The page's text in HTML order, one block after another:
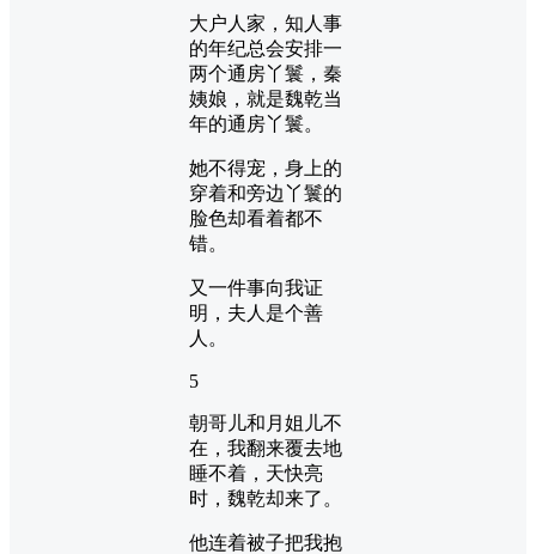
大户人家，知人事
的年纪总会安排一
两个通房丫鬟，秦
姨娘，就是魏乾当
年的通房丫鬟。
她不得宠，身上的
穿着和旁边丫鬟的
脸色却看着都不
错。
又一件事向我证
明，夫人是个善
人。
5
朝哥儿和月姐儿不
在，我翻来覆去地
睡不着，天快亮
时，魏乾却来了。
他连着被子把我抱